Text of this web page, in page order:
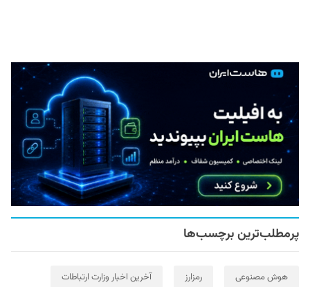
پرمطلب‌ترین برچسب‌ها
هوش مصنوعی رمزارز آخرین اخبار وزارت ارتباطات